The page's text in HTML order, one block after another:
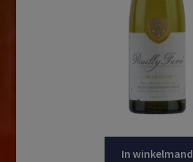
In winkelmand